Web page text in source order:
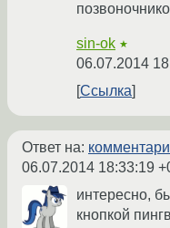
sin-ok ★
06.07.2014
Ссылка
Ответ на:
06.07.2014 18:33:19
интересно,
кнопкой